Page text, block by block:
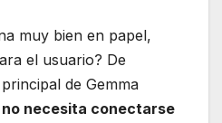
muy bien en papel,
el usuario? De
de Gemma
no necesita conectarse